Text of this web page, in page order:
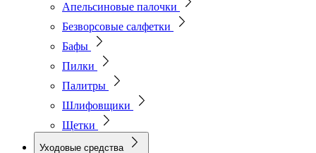
Апельсиновые палочки
Безворсовые салфетки
Бафы
Пилки
Палитры
Шлифовщики
Щетки
Уходовые средства